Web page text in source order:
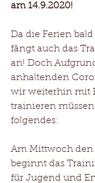
am 14.9.2020!
Da die Ferien
fängt auch das
an! Doch
anhaltenden
wir weiterhin mit
trainieren
folgendes:
Am Mittwoch den
beginnt das
für Jugend und